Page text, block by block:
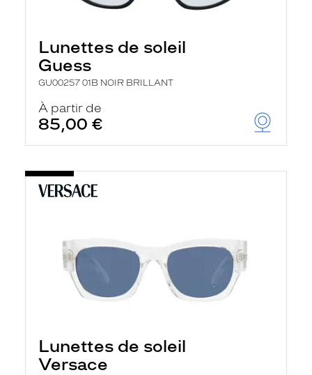
Lunettes de soleil
Guess
GU00257 01B NOIR BRILLANT
À partir de
85,00 €
Lunettes de soleil
Versace